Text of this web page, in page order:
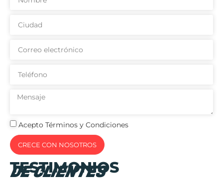
Acepto Términos y Condiciones
CRECE CON NOSOTROS
TESTIMONIOS
DE CLIENTES